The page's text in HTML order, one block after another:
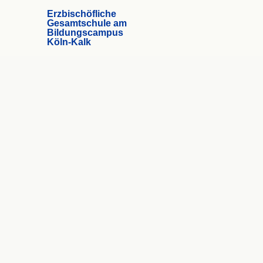
Erzbischöfliche
Gesamtschule am
Bildungscampus
Köln-Kalk